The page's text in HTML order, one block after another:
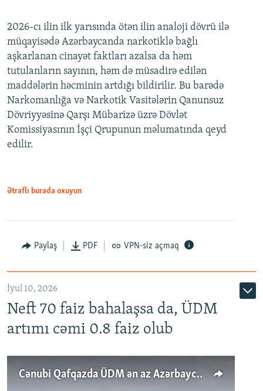
2026-cı ilin ilk yarısında ötən ilin analoji dövrü ilə
müqayisədə Azərbaycanda narkotiklə bağlı
aşkarlanan cinayət faktları azalsa da həm
tutulanların sayının, həm də müsadirə edilən
maddələrin həcminin artdığı bildirilir. Bu barədə
Narkomanlığa və Narkotik Vasitələrin Qanunsuz
Dövriyyəsinə Qarşı Mübarizə üzrə Dövlət
Komissiyasının İşçi Qrupunun məlumatında qeyd
edilir.
Ətraflı burada oxuyun
Paylaş PDF VPN-siz açmaq
İyul 10, 2026
Neft 70 faiz bahalaşsa da, ÜDM
artımı cəmi 0.8 faiz olub
Cənubi Qafqazda ÜDM ən az Azərbaycanda artır: Qonşuları niyə Bakını qabaqlaya bilir?